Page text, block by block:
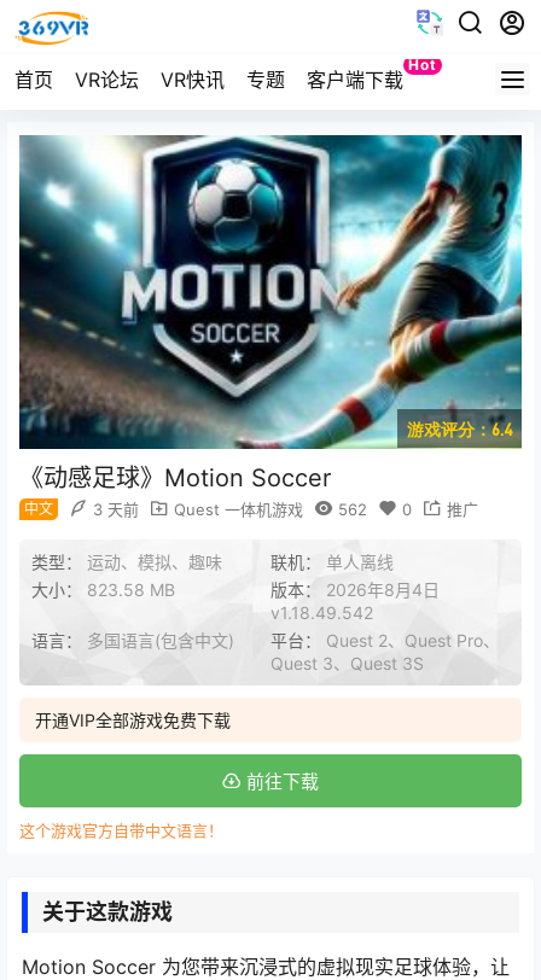
首页 VR论坛 VR快讯 专题 客户端下载
Hot
Quest
游戏评分：6.4
《动感足球》Motion Soccer
中文 3 天前 Quest 一体机游戏 562 0 推广
类型： 运动、模拟、趣味 联机： 单人离线
大小： 823.58 MB 版本： 2026年8月4日
v1.18.49.542
语言： 多国语言(包含中文) 平台： Quest 2、Quest Pro、
Quest 3、Quest 3S
开通VIP全部游戏免费下载
前往下载
这个游戏官方自带中文语言！
关于这款游戏
Motion Soccer 为您带来沉浸式的虚拟现实足球体验，让